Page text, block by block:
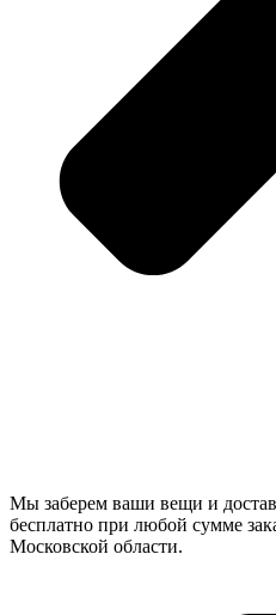
Мы заберем ваши вещи и
бесплатно при любой сумме
Московской области.